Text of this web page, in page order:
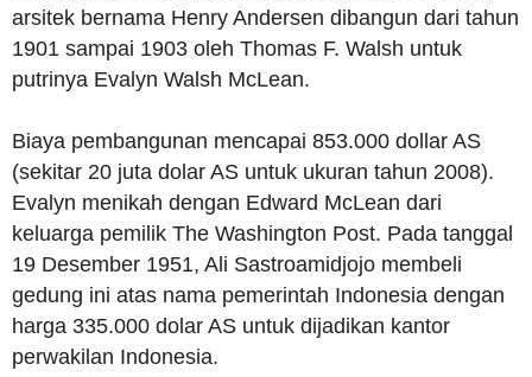
arsitek bernama Henry Andersen dibangun dari tahun
1901 sampai 1903 oleh Thomas F. Walsh untuk
putrinya Evalyn Walsh McLean.
Biaya pembangunan mencapai 853.000 dollar AS
(sekitar 20 juta dolar AS untuk ukuran tahun 2008).
Evalyn menikah dengan Edward McLean dari
keluarga pemilik The Washington Post. Pada tanggal
19 Desember 1951, Ali Sastroamidjojo membeli
gedung ini atas nama pemerintah Indonesia dengan
harga 335.000 dolar AS untuk dijadikan kantor
perwakilan Indonesia.